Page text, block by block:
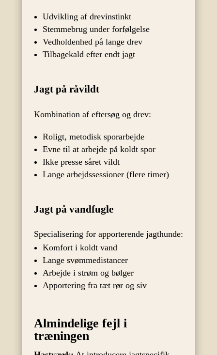
Udvikling af drevinstinkt
Stemmebrug under forfølgelse
Vedholdenhed på lange drev
Tilbagekald efter endt jagt
Jagt på råvildt
Kombination af eftersøg og drev:
Roligt, metodisk sporarbejde
Evne til at arbejde på koldt spor
Ikke presse såret vildt
Lange arbejdssessioner (flere timer)
Jagt på vandfugle
Specialisering for apporterende jagthunde:
Komfort i koldt vand
Lange svømmedistancer
Arbejde i strøm og bølger
Apportering fra tæt rør og siv
Almindelige fejl i
træningen